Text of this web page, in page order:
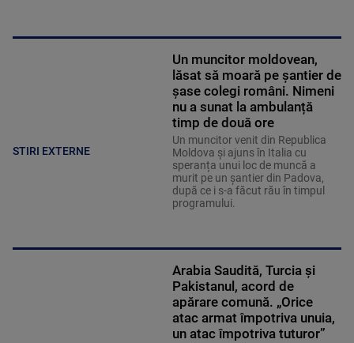
STIRI EXTERNE
Un muncitor moldovean,
lăsat să moară pe șantier de
șase colegi români. Nimeni
nu a sunat la ambulanță
timp de două ore
Un muncitor venit din Republica
Moldova și ajuns în Italia cu
speranța unui loc de muncă a
murit pe un șantier din Padova,
după ce i s-a făcut rău în timpul
programului.
Arabia Saudită, Turcia și
Pakistanul, acord de
apărare comună. „Orice
atac armat împotriva unuia,
un atac împotriva tuturor”